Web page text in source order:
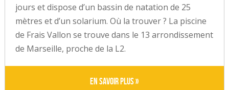
jours et dispose d’un bassin de natation de 25
mètres et d’un solarium. Où la trouver ? La piscine
de Frais Vallon se trouve dans le 13 arrondissement
de Marseille, proche de la L2.
En savoir plus »